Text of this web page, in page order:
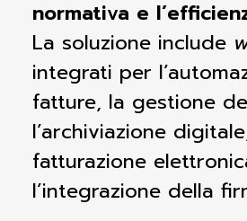
normativa e
La soluzione include
integrati per
fatture, la gestione
l’archiviazione
fatturazione
l’integrazione della